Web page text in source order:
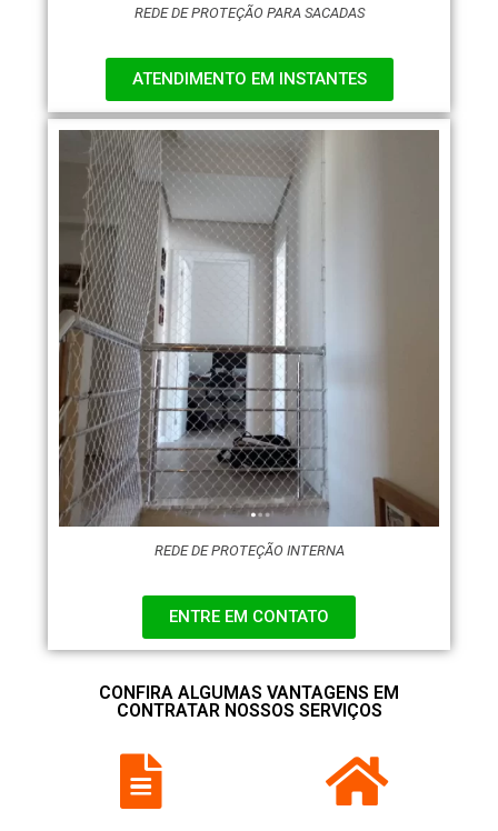
REDE DE PROTEÇÃO PARA SACADAS
ATENDIMENTO EM INSTANTES
REDE DE PROTEÇÃO INTERNA
ENTRE EM CONTATO
CONFIRA ALGUMAS VANTAGENS EM
CONTRATAR NOSSOS SERVIÇOS